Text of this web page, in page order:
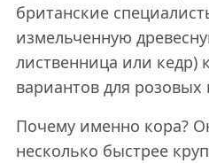
британские
измельченную
лиственница или кедр)
вариантов для розовых
Почему именно кора?
несколько быстрее